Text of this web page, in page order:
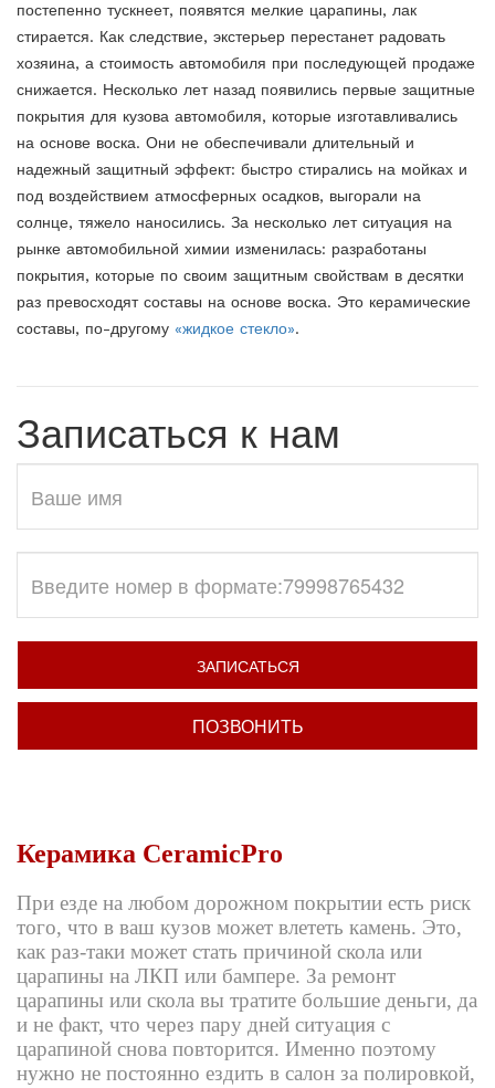
постепенно тускнеет, появятся мелкие царапины, лак
стирается. Как следствие, экстерьер перестанет радовать
хозяина, а стоимость автомобиля при последующей продаже
снижается. Несколько лет назад появились первые защитные
покрытия для кузова автомобиля, которые изготавливались
на основе воска. Они не обеспечивали длительный и
надежный защитный эффект: быстро стирались на мойках и
под воздействием атмосферных осадков, выгорали на
солнце, тяжело наносились. За несколько лет ситуация на
рынке автомобильной химии изменилась: разработаны
покрытия, которые по своим защитным свойствам в десятки
раз превосходят составы на основе воска. Это керамические
составы, по-другому «жидкое стекло».
Записаться к нам
ЗАПИСАТЬСЯ
ПОЗВОНИТЬ
Керамика CeramicPro
При езде на любом дорожном покрытии есть риск
того, что в ваш кузов может влететь камень. Это,
как раз-таки может стать причиной скола или
царапины на ЛКП или бампере. За ремонт
царапины или скола вы тратите большие деньги, да
и не факт, что через пару дней ситуация с
царапиной снова повторится. Именно поэтому
нужно не постоянно ездить в салон за полировкой,